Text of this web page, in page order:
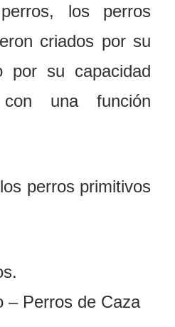
los perros
criados por su
por su capacidad
una función
perros primitivos
– Perros de Caza